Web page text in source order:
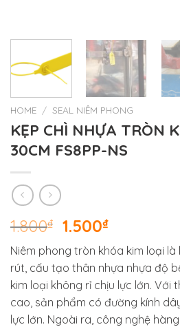
HOME / SEAL NIÊM PHONG
KẸP CHÌ NHỰA TRÒN
30CM FS8PP-NS
1.800₫ 1.500₫
Niêm phong tròn khóa kim loại
rút, cấu tạo thân nhựa nhựa độ
kim loại không rỉ chịu lực lớn. Với
cao, sản phẩm có đường kính
lực lớn. Ngoài ra, công nghệ